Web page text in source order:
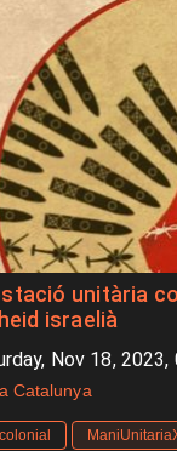
unitària
israelià
Nov 18, 2023,
Catalunya